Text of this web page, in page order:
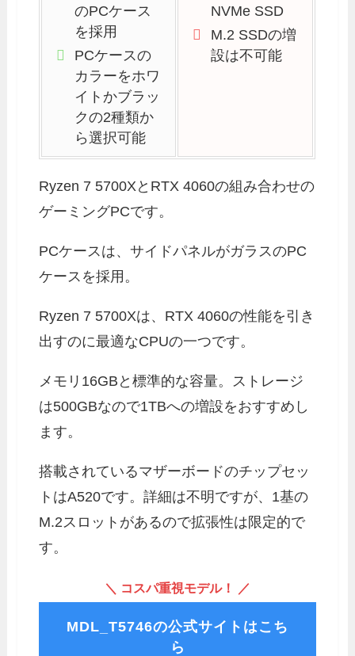
のPCケース
を採用
PCケースの
カラーをホワ
イトかブラッ
クの2種類か
ら選択可能
NVMe SSD
M.2 SSDの増
設は不可能
Ryzen 7 5700XとRTX 4060の組み合わせの
ゲーミングPCです。
PCケースは、サイドパネルがガラスのPC
ケースを採用。
Ryzen 7 5700Xは、RTX 4060の性能を引き
出すのに最適なCPUの一つです。
メモリ16GBと標準的な容量。ストレージ
は500GBなので1TBへの増設をおすすめし
ます。
搭載されているマザーボードのチップセッ
トはA520です。詳細は不明ですが、1基の
M.2スロットがあるので拡張性は限定的で
す。
＼ コスパ重視モデル！ ／
MDL_T5746の公式サイトはこち
ら